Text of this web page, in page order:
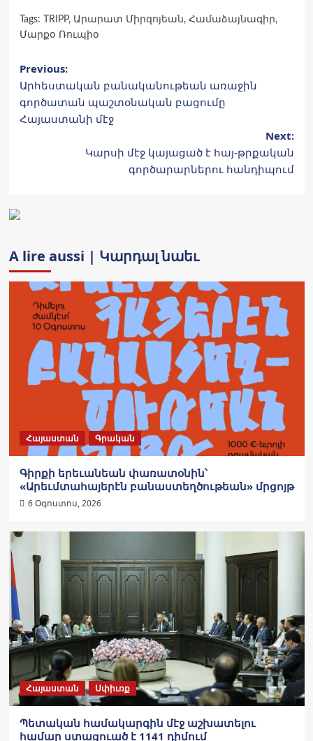
Tags: TRIPP, Արարատ Միրզոյեան, Համաձայնագիր,
Մարքօ Ռուպիօ
Post
navigation
Previous:
Արհեստական բանականութեան առաջին
գործատան պաշտօնական բացումը
Հայաստանի մէջ
Next:
Կարսի մէջ կայացած է հայ-թրքական
գործարարներու հանդիպում
A lire aussi | Կարդալ նաեւ
Հայաստան Գրական
Գիրքի երեւանեան փառատօնին՝
«Արեւմտահայերէն բանաստեղծութեան» մրցոյթ
6 Օգոստոս, 2026
Հայաստան Սփիւռք
Պետական համակարգին մէջ աշխատելու
համար ստացուած է 1141 դիմում